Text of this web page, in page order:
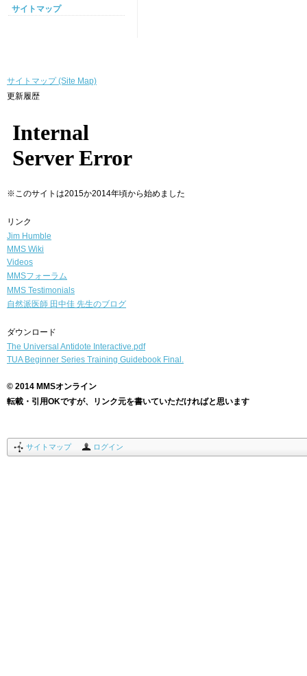
サイトマップ
サイトマップ (Site Map)
更新履歴
※このサイトは2015か2014年頃から始めました
リンク
Jim Humble
MMS Wiki
Videos
MMSフォーラム
MMS Testimonials
自然派医師 田中佳 先生のブログ
ダウンロード
The Universal Antidote Interactive.pdf
TUA Beginner Series Training Guidebook Final.
© 2014 MMSオンライン
転載・引用OKですが、リンク元を書いていただければと思います
サイトマップ ログイン